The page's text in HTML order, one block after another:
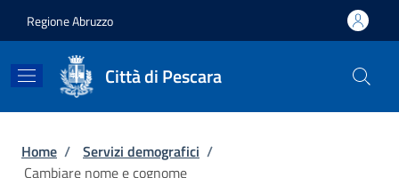
Regione Abruzzo
Città di Pescara
Briciole di pane
Home / Servizi demografici /
Cambiare nome e cognome